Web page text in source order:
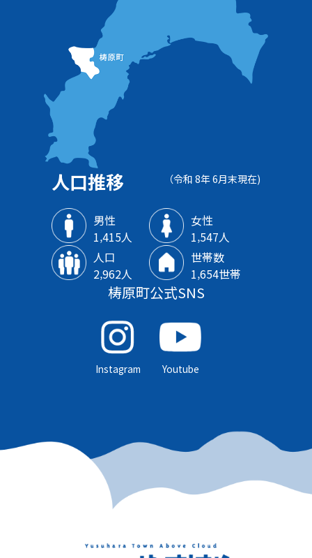
人口推移 （令和 8年 6月末現在)
男性
1‚415人
女性
1‚547人
人口
2‚962人
世帯数
1‚654世帯
梼原町公式SNS
Instagram Youtube